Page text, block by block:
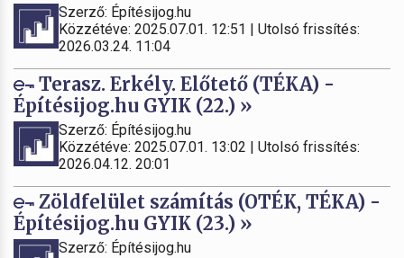
Szerző: Építésijog.hu
Közzétéve: 2025.07.01. 12:51 | Utolsó frissítés:
2026.03.24. 11:04
Terasz. Erkély. Előtető (TÉKA) -
Építésijog.hu GYIK (22.) »
Szerző: Építésijog.hu
Közzétéve: 2025.07.01. 13:02 | Utolsó frissítés:
2026.04.12. 20:01
Zöldfelület számítás (OTÉK, TÉKA) -
Építésijog.hu GYIK (23.) »
Szerző: Építésijog.hu